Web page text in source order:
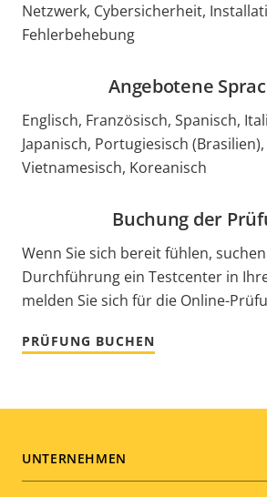
Netzwerk, Cybersicherheit,
Fehlerbehebung
Angebotene
Englisch, Französisch, Spanisch,
Japanisch, Portugiesisch
Vietnamesisch, Koreanisch
Buchung der
Wenn Sie sich bereit fühlen,
Durchführung ein Testcenter in
melden Sie sich für die Online-
PRÜFUNG BUCHEN
Footer
UNTERNEHMEN